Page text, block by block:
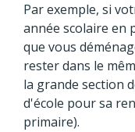
Par exemple, si
année scolaire en
que vous
rester dans le
la grande section
d'école pour sa
primaire).